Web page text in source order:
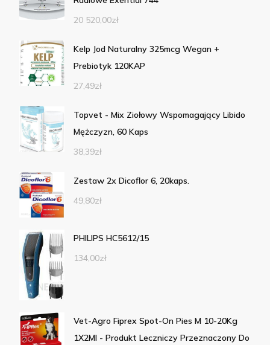
20 520,00zł
Kelp Jod Naturalny 325mcg Wegan +
Prebiotyk 120KAP
27,49zł
Topvet - Mix Ziołowy Wspomagający Libido
Mężczyzn, 60 Kaps
38,39zł
Zestaw 2x Dicoflor 6, 20kaps.
49,80zł
PHILIPS HC5612/15
134,00zł
Vet-Agro Fiprex Spot-On Pies M 10-20Kg
1X2Ml - Produkt Leczniczy Przeznaczony Do